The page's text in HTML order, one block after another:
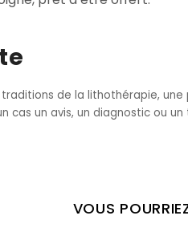
de la lithothérapie,
un avis, un diagnostic ou
VOUS